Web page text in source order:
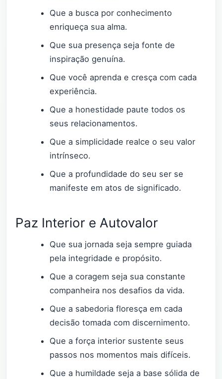
Que a busca por conhecimento
enriqueça sua alma.
Que sua presença seja fonte de
inspiração genuína.
Que você aprenda e cresça com cada
experiência.
Que a honestidade paute todos os
seus relacionamentos.
Que a simplicidade realce o seu valor
intrínseco.
Que a profundidade do seu ser se
manifeste em atos de significado.
Paz Interior e Autovalor
Que sua jornada seja sempre guiada
pela integridade e propósito.
Que a coragem seja sua constante
companheira nos desafios da vida.
Que a sabedoria floresça em cada
decisão tomada com discernimento.
Que a força interior sustente seus
passos nos momentos mais difíceis.
Que a humildade seja a base sólida de